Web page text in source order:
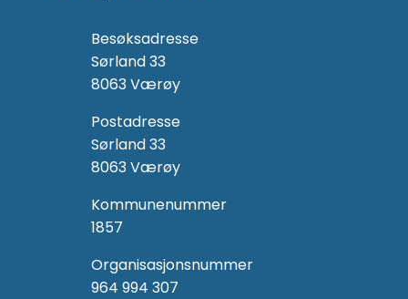
Besøksadresse
Sørland 33
8063 Værøy
Postadresse
Sørland 33
8063 Værøy
Kommunenummer
1857
Organisasjonsnummer
964 994 307